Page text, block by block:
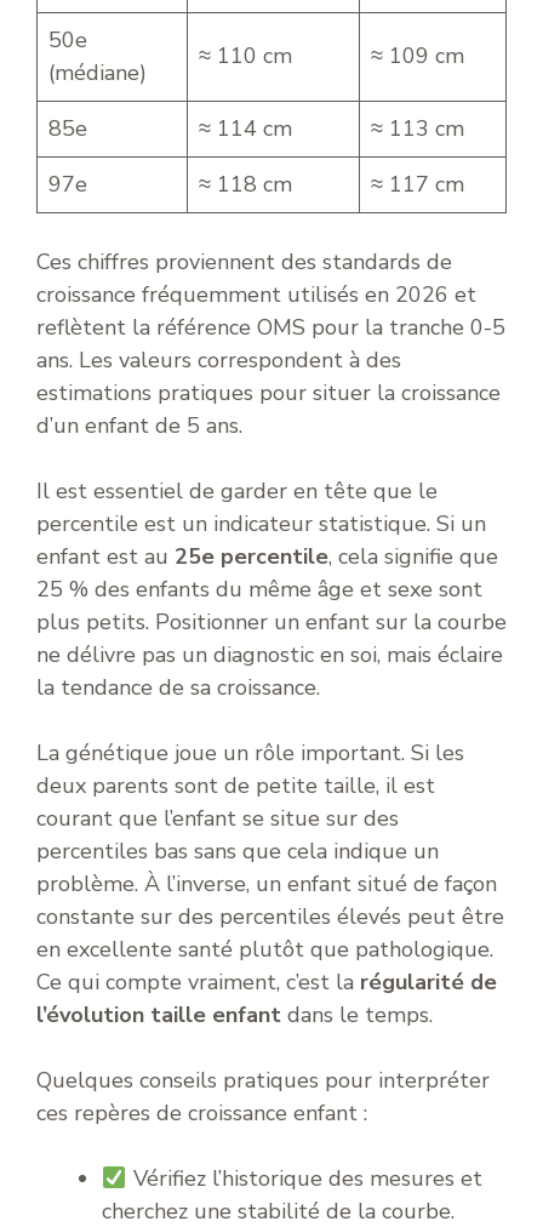
50e
(médiane)
≈ 110 cm ≈ 109 cm
85e ≈ 114 cm
≈ 113 cm
97e
≈ 118 cm ≈ 117 cm
Ces chiffres proviennent des standards de
croissance fréquemment utilisés en 2026 et
reflètent la référence OMS pour la tranche 0-5
ans. Les valeurs correspondent à des
estimations pratiques pour situer la croissance
d’un enfant de 5 ans.
Il est essentiel de garder en tête que le
percentile est un indicateur statistique. Si un
enfant est au 25e percentile, cela signifie que
25 % des enfants du même âge et sexe sont
plus petits. Positionner un enfant sur la courbe
ne délivre pas un diagnostic en soi, mais éclaire
la tendance de sa croissance.
La génétique joue un rôle important. Si les
deux parents sont de petite taille, il est
courant que l’enfant se situe sur des
percentiles bas sans que cela indique un
problème. À l’inverse, un enfant situé de façon
constante sur des percentiles élevés peut être
en excellente santé plutôt que pathologique.
Ce qui compte vraiment, c’est la régularité de
l’évolution taille enfant dans le temps.
Quelques conseils pratiques pour interpréter
ces repères de croissance enfant :
Vérifiez l’historique des mesures et
cherchez une stabilité de la courbe.